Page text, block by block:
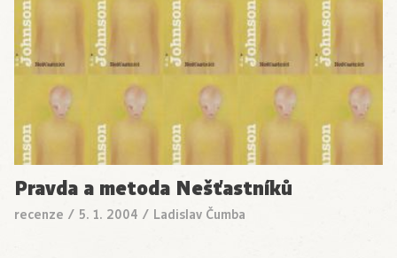
Pravda a metoda Nešťastníků
recenze / 5. 1. 2004 / Ladislav Čumba